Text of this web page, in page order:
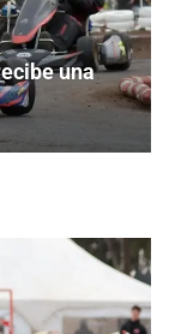
una